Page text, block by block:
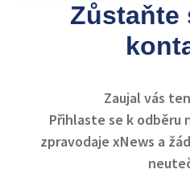
Zůstaňte
Zaujal vás
Přihlaste se k odběru
zpravodaje xNews a